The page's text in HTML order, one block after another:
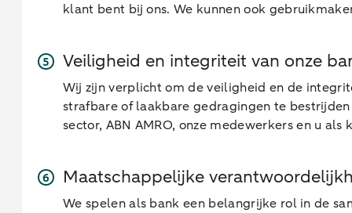
klant bent bij ons. We kunnen ook
Veiligheid en integriteit van onze
Wij zijn verplicht om de veiligheid en de
strafbare of laakbare gedragingen te
sector, ABN AMRO, onze medewerkers en u
Maatschappelijke
We spelen als bank een belangrijke rol in de